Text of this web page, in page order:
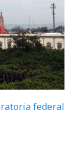
federal